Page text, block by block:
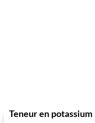
Teneur en potassium